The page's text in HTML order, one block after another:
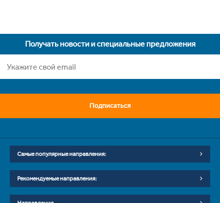
Получать новости и специальные предложения
Подписаться
Самые популярные направления:
Рекомендуемые направления: